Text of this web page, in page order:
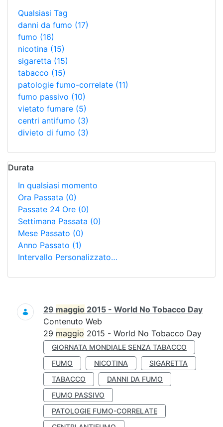
Qualsiasi Tag
danni da fumo (17)
fumo (16)
nicotina (15)
sigaretta (15)
tabacco (15)
patologie fumo-correlate (11)
fumo passivo (10)
vietato fumare (5)
centri antifumo (3)
divieto di fumo (3)
Durata
In qualsiasi momento
Ora Passata (0)
Passate 24 Ore (0)
Settimana Passata (0)
Mese Passato (0)
Anno Passato (1)
Intervallo Personalizzato…
Ricerca
29 maggio 2015 - World No Tobacco Day
Contenuto Web
29 maggio 2015 - World No Tobacco Day
GIORNATA MONDIALE SENZA TABACCO
FUMO
NICOTINA
SIGARETTA
TABACCO
DANNI DA FUMO
FUMO PASSIVO
PATOLOGIE FUMO-CORRELATE